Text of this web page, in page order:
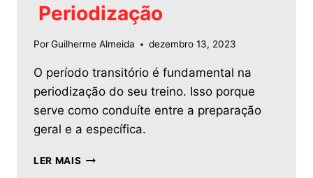
Periodização
PorGuilherme Almeida dezembro 13, 2023
O período transitório é fundamental na
periodização do seu treino. Isso porque
serve como conduíte entre a preparação
geral e a específica.
LER MAIS